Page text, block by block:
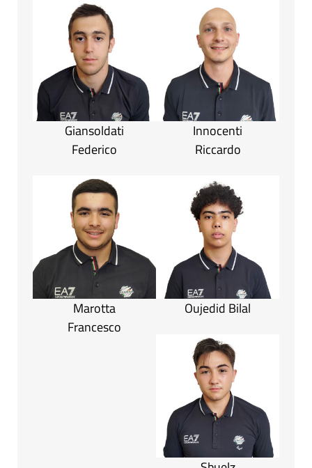
Giansoldati
Federico
Innocenti
Riccardo
Marotta
Francesco
Oujedid Bilal